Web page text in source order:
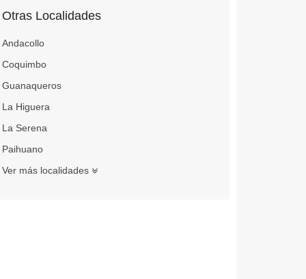
Otras Localidades
Andacollo
Coquimbo
Guanaqueros
La Higuera
La Serena
Paihuano
Ver más localidades